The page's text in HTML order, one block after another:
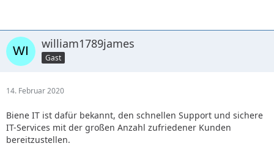
william1789james
Gast
14. Februar 2020
Biene IT ist dafür bekannt, den schnellen Support und sichere
IT-Services mit der großen Anzahl zufriedener Kunden
bereitzustellen.